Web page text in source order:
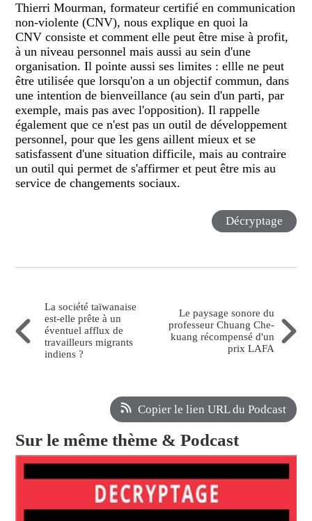
Thierri Mourman, formateur certifié en communication
non-violente (CNV), nous explique en quoi la
CNV consiste et comment elle peut être mise à profit,
à un niveau personnel mais aussi au sein d'une
organisation. Il pointe aussi ses limites : ellle ne peut
être utilisée que lorsqu'on a un objectif commun, dans
une intention de bienveillance (au sein d'un parti, par
exemple, mais pas avec l'opposition). Il rappelle
également que ce n'est pas un outil de développement
personnel, pour que les gens aillent mieux et se
satisfassent d'une situation difficile, mais au contraire
un outil qui permet de s'affirmer et peut être mis au
service de changements sociaux.
Décryptage
La société taïwanaise
est-elle prête à un
éventuel afflux de
travailleurs migrants
indiens ?
Le paysage sonore du
professeur Chuang Che-
kuang récompensé d'un
prix LAFA
Copier le lien URL du Podcast
Sur le même thème & Podcast